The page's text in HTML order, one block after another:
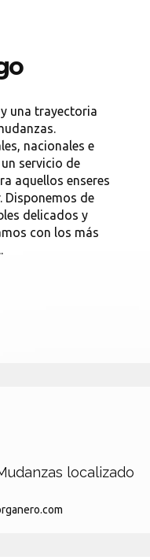
una trayectoria
nacionales e
servicio de
aquellos enseres
Disponemos de
delicados y
con los más
localizado